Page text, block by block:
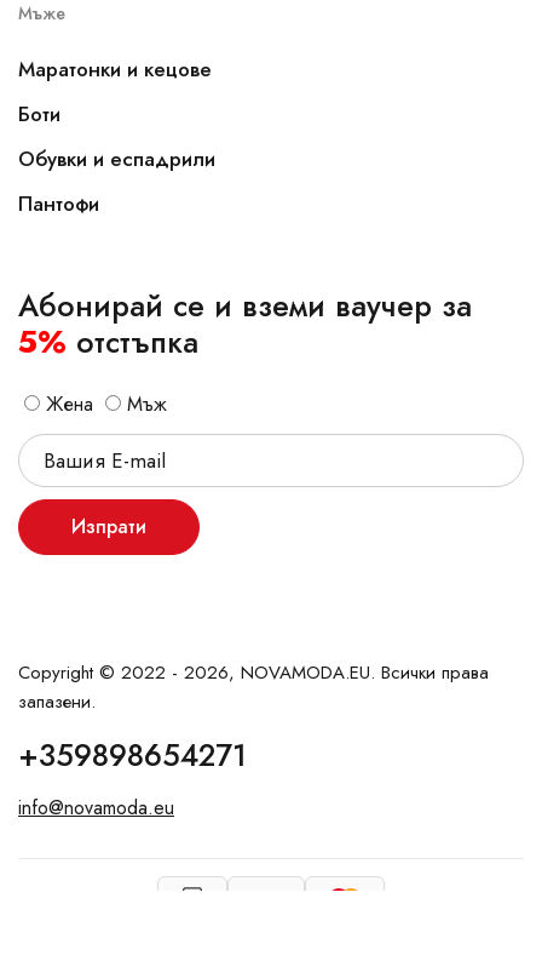
Мъже
Маратонки и кецове
Боти
Обувки и еспадрили
Пантофи
Абонирай се и вземи ваучер за
5% отстъпка
Жена Мъж
Изпрати
Copyright © 2022 - 2026, NOVAMODA.EU. Всички права
запазени.
+359898654271
info@novamoda.eu